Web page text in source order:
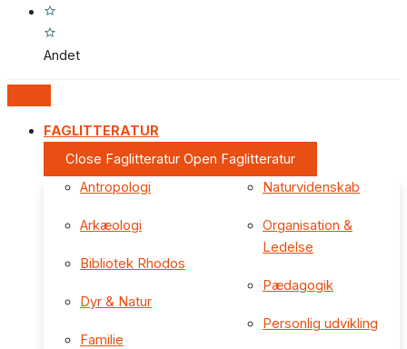
Andet
FAGLITTERATUR
Close Faglitteratur Open Faglitteratur
Antropologi
Arkæologi
Bibliotek Rhodos
Dyr & Natur
Familie
Naturvidenskab
Organisation &
Ledelse
Pædagogik
Personlig udvikling